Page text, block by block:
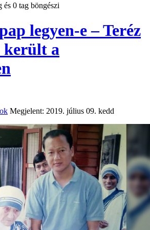
0 tag böngészi
legyen-e – Teréz
került a
Megjelent: 2019. július 09. kedd